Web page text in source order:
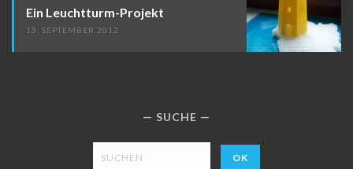
Ein Leuchtturm-Projekt
13. SEPTEMBER 2012
SUCHE